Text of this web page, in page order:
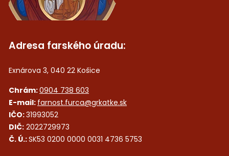
Adresa farského úradu:
Exnárova 3, 040 22 Košice
Chrám:0904 738 603
E-mail: farnost.furca@grkatke.sk
IČO:31993052
DIČ: 2022729973
Č. Ú.:SK53 0200 0000 0031 4736 5753